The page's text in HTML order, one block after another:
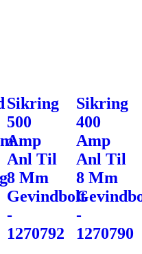
Sikring
500
Amp
Anl Til
8 Mm
Gevindbolt
-
1270792
Sikring
400
Amp
Anl Til
8 Mm
-
1270790